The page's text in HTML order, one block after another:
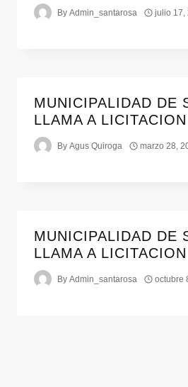
By Admin_santarosa julio 17,
MUNICIPALIDAD DE
LLAMA A
By Agus Quiroga marzo 28,
MUNICIPALIDAD DE
LLAMA A
By Admin_santarosa octubre